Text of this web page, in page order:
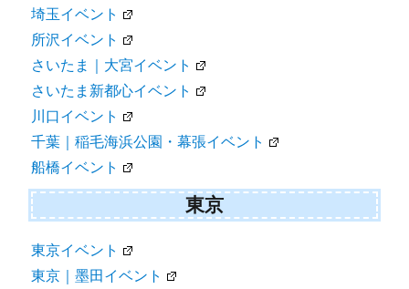
埼玉イベント
所沢イベント
さいたま｜大宮イベント
さいたま新都心イベント
川口イベント
千葉｜稲毛海浜公園・幕張イベント
船橋イベント
東京
東京イベント
東京｜墨田イベント